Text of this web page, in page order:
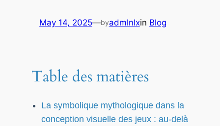
May 14, 2025—byadmlnlxin Blog
Table des matières
La symbolique mythologique dans la
conception visuelle des jeux : au-delà